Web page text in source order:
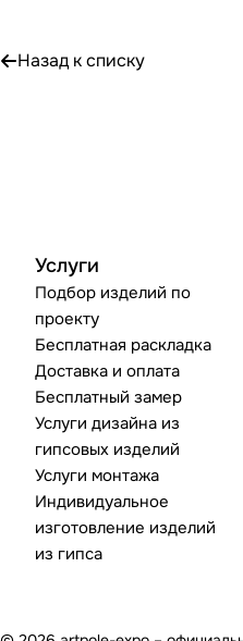
Назад к списку
Услуги
Подбор изделий по
проекту
Бесплатная раскладка
Доставка и оплата
Бесплатный замер
Услуги дизайна из
гипсовых изделий
Услуги монтажа
Индивидуальное
изготовление изделий
из гипса